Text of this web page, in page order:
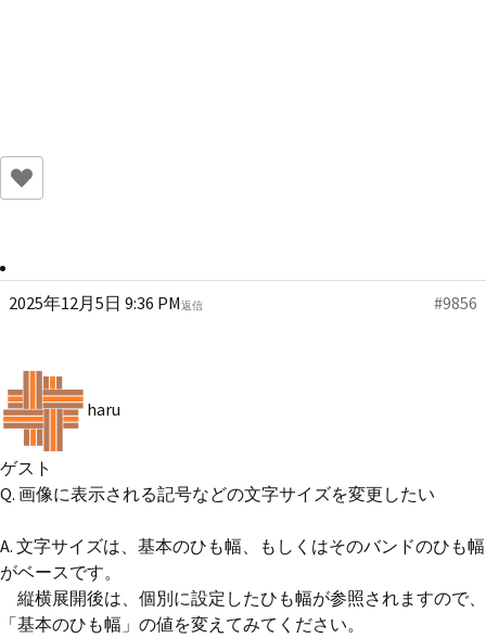
2025年12月5日 9:36 PM #9856
返信
haru
ゲスト
Q. 画像に表示される記号などの文字サイズを変更したい
A. 文字サイズは、基本のひも幅、もしくはそのバンドのひも幅
がベースです。
縦横展開後は、個別に設定したひも幅が参照されますので、
「基本のひも幅」の値を変えてみてください。